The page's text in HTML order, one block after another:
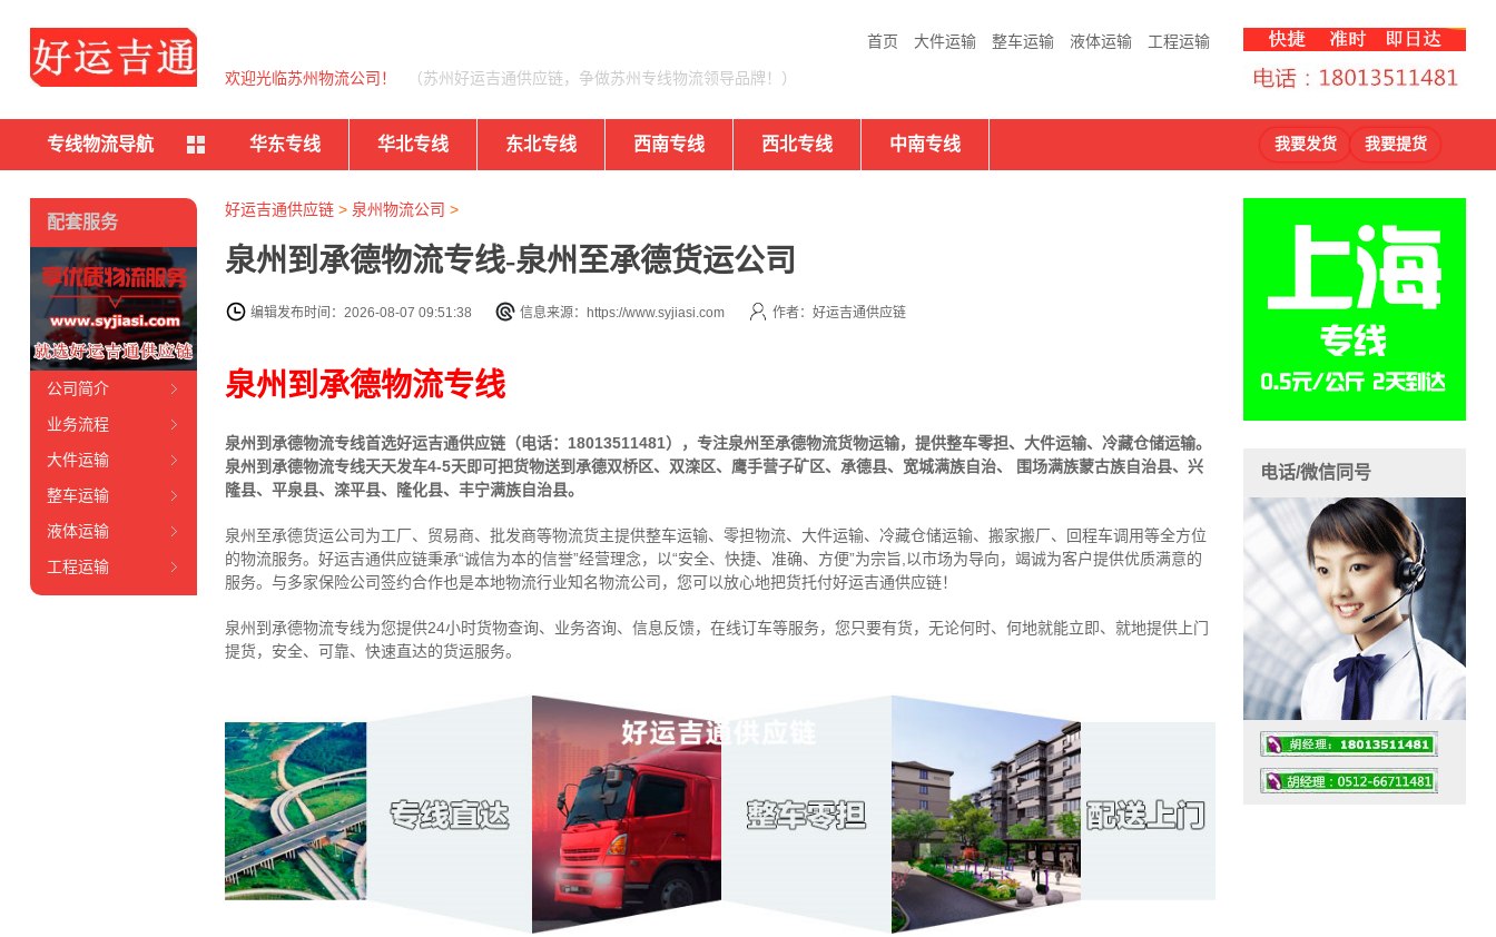
首页 大件运输 整车运输 液体运输 工程运输
欢迎光临苏州物流公司！ （苏州好运吉通供应链，争做苏州专线物流领导品牌！）
专线物流导航 华东专线 华北专线 东北专线 西南专线 西北专线 中南专线 我要发货 我要提货
好运吉通供应链> 泉州物流公司 >
泉州到承德物流专线-泉州至承德货运公司
编辑发布时间：2026-08-07 09:51:38 信息来源：https://www.syjiasi.com 作者：好运吉通供应链
泉州到承德物流专线
泉州到承德物流专线首选好运吉通供应链（电话：18013511481），专注泉州至承德物流货物运输，提供整车零担、大件运输、冷藏仓储运输。
泉州到承德物流专线天天发车4-5天即可把货物送到承德双桥区、双滦区、鹰手营子矿区、承德县、宽城满族自治、 围场满族蒙古族自治县、兴
隆县、平泉县、滦平县、隆化县、丰宁满族自治县。
泉州至承德货运公司为工厂、贸易商、批发商等物流货主提供整车运输、零担物流、大件运输、冷藏仓储运输、搬家搬厂、回程车调用等全方位
的物流服务。好运吉通供应链秉承“诚信为本的信誉”经营理念，以“安全、快捷、准确、方便”为宗旨,以市场为导向，竭诚为客户提供优质满意的
服务。 与多家保险公司签约合作也是本地物流行业知名物流公司，您可以放心地把货托付好运吉通供应链！
泉州到承德物流专线为您提供24小时货物查询、业务咨询、信息反馈，在线订车等服务，您只要有货，无论何时、何地就能立即、就地提供上门
提货，安全、可靠、快速直达的货运服务。
配套服务
公司简介
业务流程
大件运输
整车运输
液体运输
工程运输
电话/微信同号